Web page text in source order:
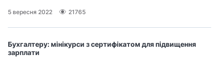
5 вересня 2022 21765
Бухгалтеру: мінікурси з сертифікатом для підвищення
зарплати